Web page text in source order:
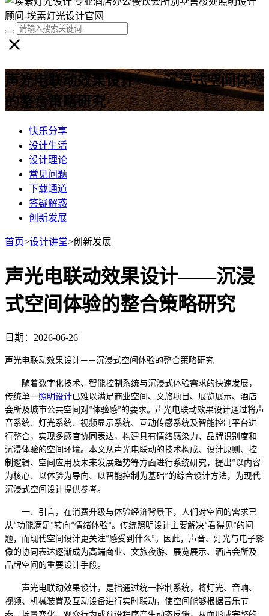
声光电联动效果设计——沉浸式空间体验
的整合策略研究
快乐分享
设计生活
设计理论
常见问题
下载通道
答疑解惑
创新发展
首页>设计讲堂>创新发展
声光电联动效果设计——沉浸
式空间体验的整合策略研究
日期：2026-06-26
声光电联动效果设计——沉浸式空间体验的整合策略研究
随着数字化技术、智能控制系统与沉浸式体验需求的快速发展，
传统单一照明设计已难以满足商业空间、文旅项目、展览展示、酒店
会所及城市公共空间对“体验感”的要求。声光电联动效果设计通过将声
音系统、灯光系统、视频显示系统、互动传感系统及智能控制平台进
行整合，实现多感官协同表达，构建具有情绪感染力、品牌识别度和
沉浸体验的空间环境。本文从声光电联动的技术构成、设计原则、控
制逻辑、空间应用及未来发展趋势等方面进行系统研究，提出“以内容
为核心、以体验为导向、以智能控制为基础”的综合设计方法，为现代
沉浸式空间设计提供参考。
一、引言， 在消费升级与体验经济背景下，人们对空间的需求已
从 “功能满足”转向“情绪体验”。传统照明设计主要解决“看得见”的问
题，而现代空间设计更关注“感受到什么”。因此，声音、灯光与电子影
像的协同表达逐渐成为高端商业、文旅夜游、展览展示、酒店会所及
品牌空间的重要设计手段。
声光电联动效果设计，是指通过统一控制系统，将灯光、音响、
视频、机械装置及互动设备进行实时联动，使空间能够根据音乐节